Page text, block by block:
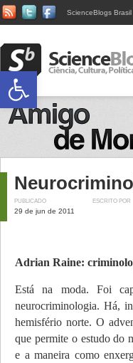
ScienceBlogs Brasil
PUBLICADO
29 de jun de 2011
ESCRITO POR
Adrian Raine:
Está na moda. Foi
neurocriminologia. Há,
hemisfério norte. O
que permite o estudo do
e a maneira como
Abrir a